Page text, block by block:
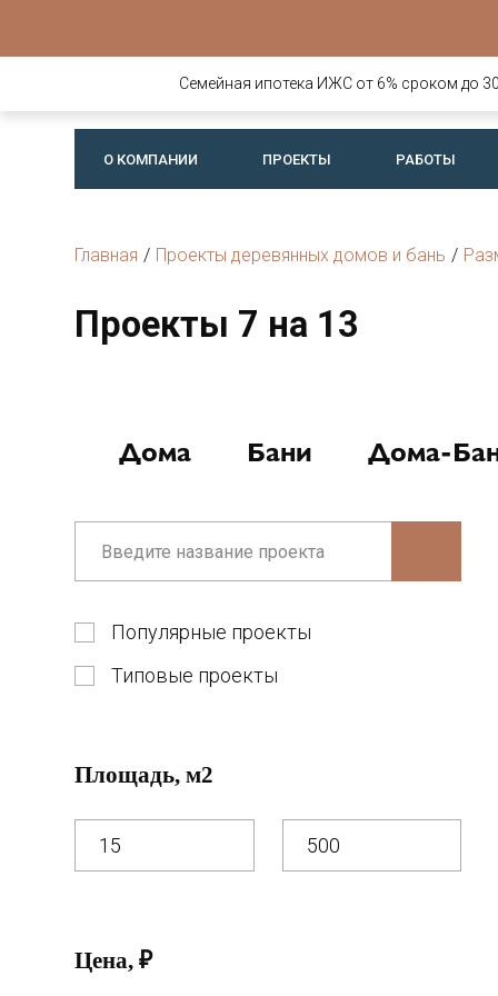
Семейная ипотека ИЖС от 6% сроком до
бань
О КОМПАНИИ ПРОЕКТЫ РАБОТЫ
Главная / Проекты деревянных домов и бань /
Проекты 7 на 13
Дома Бани Дома-
Популярные проекты
Типовые проекты
Площадь, м2
Цена, ₽